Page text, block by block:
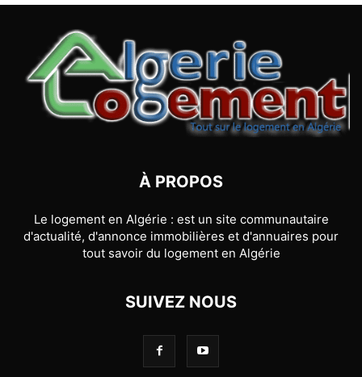
À PROPOS
Le logement en Algérie : est un site communautaire
d'actualité, d'annonce immobilières et d'annuaires pour
tout savoir du logement en Algérie
SUIVEZ NOUS